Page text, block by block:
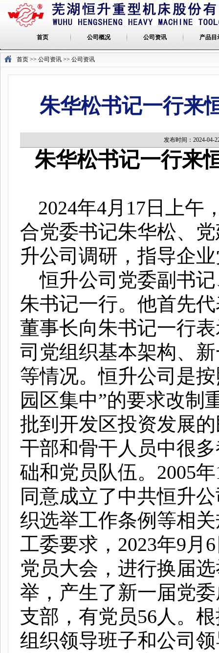
首页 公司概况 公司资讯 产品目
首页 >> 公司资讯 >> 公司资讯
朱华松书记一行来
发布时间：2024-
朱华松书记一行来
2024年4月 17 日上午
合党委书记朱华松、
升公司调研，指导企
恒升公司党委副书
朱书记一行。他首先
董事长向朱书记一行
司党组织基本架构、
等情况。恒升公司是
园区集中”的要求改制
批到开发区投资发展
干部和骨干人员中很
础和党员队伍。 2005年
同意成立了中共恒升
织选举工作条例等相
工委要求， 2023年9月 6
党员大会，进行换届
举，产生了新一届党
支部，有党员56人。
组织领导班子和公司